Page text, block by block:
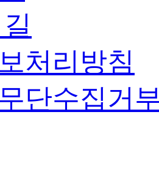
처리방침
단수집거